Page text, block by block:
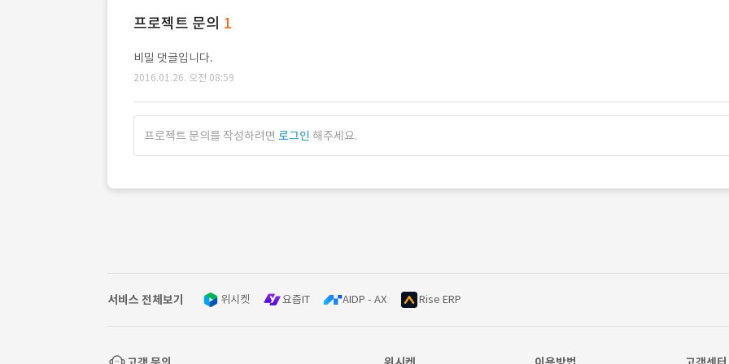
프로젝트 문의 1
비밀 댓글입니다.
2016.01.26. 오전 08:59
프로젝트 문의를 작성하려면 로그인 해주세요.
서비스 전체보기 위시켓 요즘IT AIDP - AX Rise ERP